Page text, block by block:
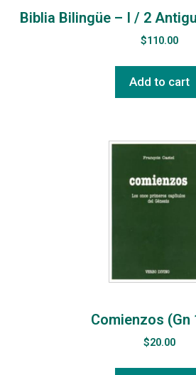
Biblia Bilingüe – I / 2
$110.00
Add to cart
Comienzos (Gn
$20.00